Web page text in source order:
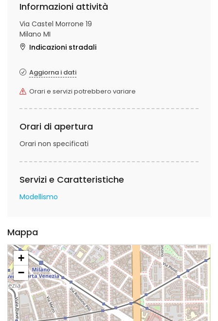
Informazioni attività
Via Castel Morrone 19
Milano MI
Indicazioni stradali
Aggiorna i dati
Orari e servizi potrebbero variare
Orari di apertura
Orari non specificati
Servizi e Caratteristiche
Modellismo
Mappa
+
−